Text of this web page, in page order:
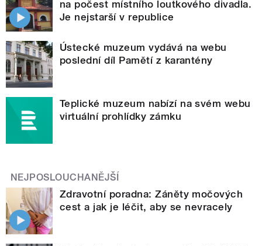
na počest místního loutkového divadla.
Je nejstarší v republice
Ústecké muzeum vydává na webu
poslední díl Pamětí z karantény
Teplické muzeum nabízí na svém webu
virtuální prohlídky zámku
NEJPOSLOUCHANĚJŠÍ
Zdravotní poradna: Záněty močových
cest a jak je léčit, aby se nevracely